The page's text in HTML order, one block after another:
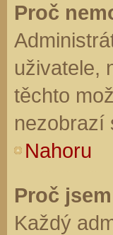
Proč
uživatele,
těchto
nezobrazí
Nahoru
Proč
Každý